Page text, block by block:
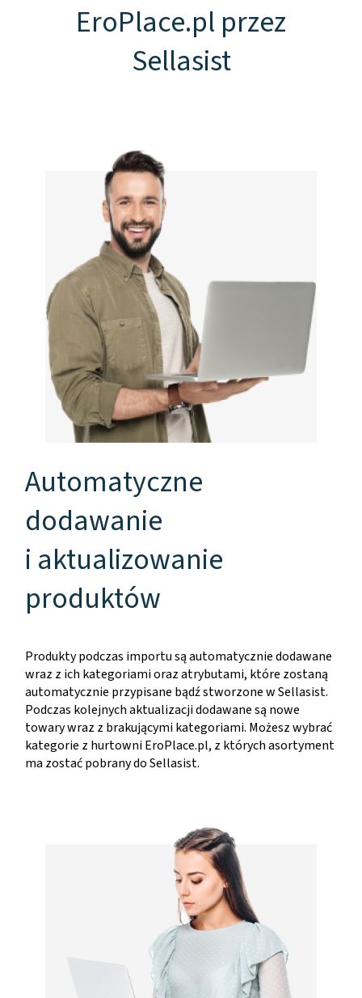
EroPlace.pl przez
Sellasist
Automatyczne
dodawanie
i aktualizowanie
produktów
Produkty podczas importu są automatycznie dodawane
wraz z ich kategoriami oraz atrybutami, które zostaną
automatycznie przypisane bądź stworzone w Sellasist.
Podczas kolejnych aktualizacji dodawane są nowe
towary wraz z brakującymi kategoriami. Możesz wybrać
kategorie z hurtowni EroPlace.pl, z których asortyment
ma zostać pobrany do Sellasist.